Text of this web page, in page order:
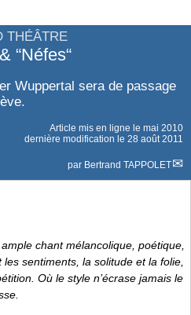
THÉÂTRE
“Néfes“
Wuppertal sera de passage
Article mis en ligne le mai 2010
dernière modification le 28 août 2011
par Bertrand TAPPOLET
chant mélancolique, poétique,
sentiments, la solitude et la folie,
Où le style n’écrase jamais le